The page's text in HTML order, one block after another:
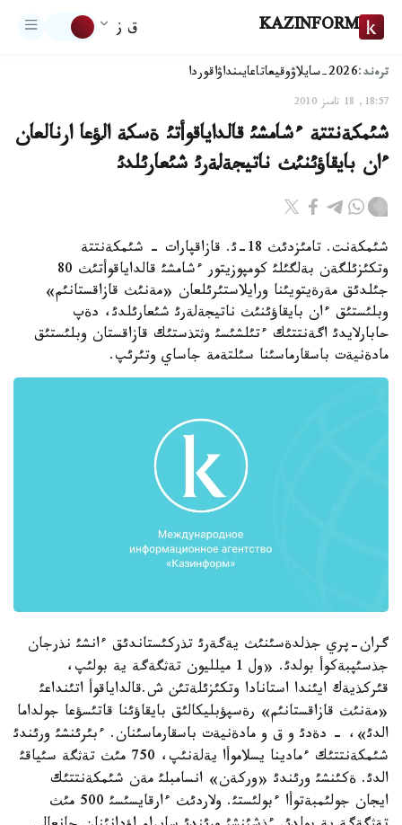
KAZINFORM ق ز
ترەند:2026-سايلاۋ وقيعاتاعايىنداۋاقوردا
18:57, 18 تامىز 2010
شئمكةنتتة ءشامشئ قالداياقوأتئ ةسكة الؤعا ارنالعان
ءان بايقاؤئنئث ناتيجةلةرئ شئعارئلدئ
شئمكةنت. تامئزدئث 18-ئ. قازاقپارات - شئمكةنتتة
وتكئزئلگةن بةلگئلئ كومپوزيتور ءشامشئ قالداياقوأتئث 80
جئلدئق مةرةيتويئنا ورايلاستئرئلعان «مةنئث قازاقستانئم»
وبلئستئق ءان بايقاؤئنئث ناتيجةلةرئ شئعارئلدئ، دةپ
حابارلايدئ اگةنتتئك ءتئلشئسئ وثتذستئك قازاقستان وبلئستئق
مادةنيةت باسقارماسئنا سئلتةمة جاساي وتئرئپ.
گران-پري جذلدةسئنئث يةگةرئ تذركئستاندئق ءانشئ نذرجان
جذسئپبةكوأ بولدئ. «ول 1 ميلليون تةثگةگة ية بولئپ،
قئركذيةك ايئندا استانادا وتكئزئلةتئن ش.قالداياقوأ اتئنداعئ
«مةنئث قازاقستانئم» رةسپؤبليكالئق بايقاؤئنا قاتئسؤعا جولداما
الدئ»، - دةدئ و ق و مادةنيةت باسقارماسئنان. ءبئرئنشئ ورئندئ
شئمكةنتتئك ءمادينا يسلاموأا يةلةنئپ، 750 مئث تةثگة سئياقئ
الدئ. ةكئنشئ ورئندئ «وركةن» انسامبلئ مةن شئمكةنتتئك
ايجان جولئمبةتوأا ءبولئستئ. ولاردئث ءارقايسئسئ 500 مئث